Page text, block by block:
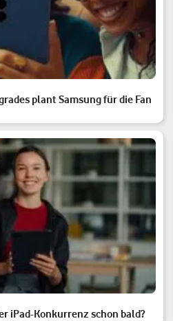
plant Samsung für die Fan
iPad-Konkurrenz schon bald?